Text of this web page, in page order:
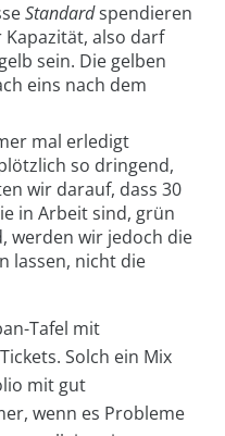
Standardspendieren
also darf
sein. Die gelben
eins nach dem
mal erledigt
so dringend,
wir darauf, dass 30
in Arbeit sind, grün
werden wir jedoch die
lassen, nicht die
Tafel mit
Solch ein Mix
mit gut
wenn es Probleme